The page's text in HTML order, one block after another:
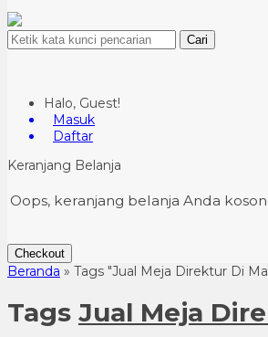
Cari
Halo, Guest!
Masuk
Daftar
Keranjang Belanja
Oops, keranjang belanja Anda
Checkout
Beranda » Tags "Jual Meja Direktur Di
Tags Jual Meja